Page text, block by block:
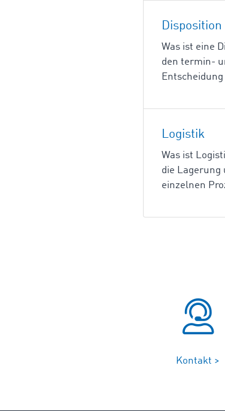
Disposition
Was ist eine
den termin-
Logistik
Was ist
die Lagerung
einzelnen
Kontakt >